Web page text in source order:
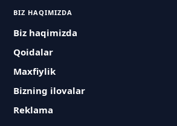
BIZ HAQIMIZDA
Biz haqimizda
Qoidalar
Maxfiylik
Bizning ilovalar
Reklama